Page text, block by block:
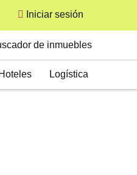
User
Iniciar sesión
Hoteles Logística
de inmuebles